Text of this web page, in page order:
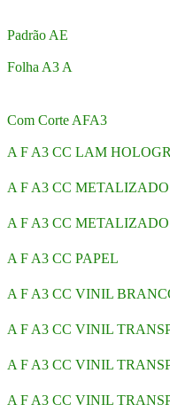
Padrão AE
Folha A3 A
Com Corte AFA3
A F A3 CC LAM
A F A3 CC
A F A3 CC
A F A3 CC PAPEL
A F A3 CC VINIL
A F A3 CC VINIL
A F A3 CC VINIL
A F A3 CC VINIL